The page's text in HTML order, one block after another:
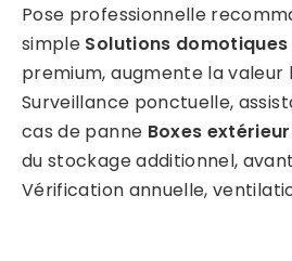
Pose professionnelle
simple Solutions domotiques
premium, augmente la valeur
Surveillance ponctuelle,
cas de panne Boxes
du stockage additionnel,
Vérification annuelle,